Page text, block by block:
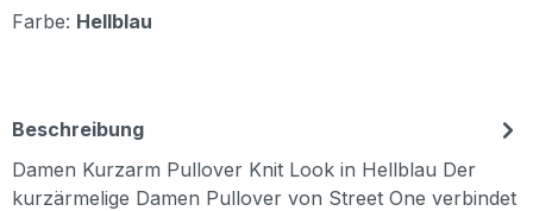
Farbe: Hellblau
Beschreibung
Damen Kurzarm Pullover Knit Look in Hellblau Der
kurzärmelige Damen Pullover von Street One verbindet